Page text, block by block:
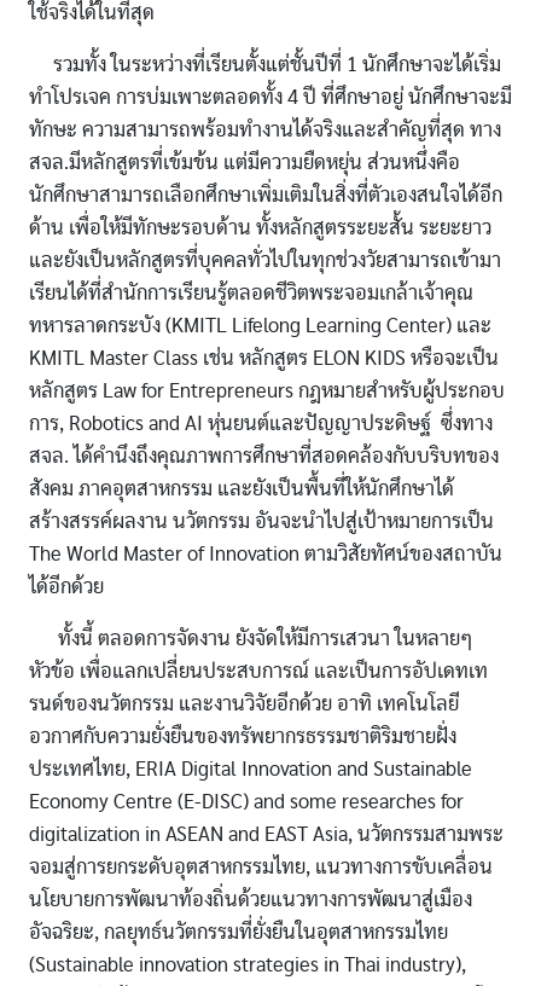
ใช้จริงได้ในที่สุด
รวมทั้ง ในระหว่างที่เรียนตั้งแต่ชั้นปีที่ 1 นักศึกษาจะได้เริ่ม
ทําโปรเจค การบ่มเพาะตลอดทั้ง 4 ปี ที่ศึกษาอยู่ นักศึกษาจะมี
ทักษะ ความสามารถพร้อมทํางานได้จริงและสําคัญที่สุด ทาง
สจล.มีหลักสูตรที่เข้มข้น แต่มีความยืดหยุ่น ส่วนหนึ่งคือ
นักศึกษาสามารถเลือกศึกษาเพิ่มเติมในสิ่งที่ตัวเองสนใจได้อีก
ด้าน เพื่อให้มีทักษะรอบด้าน ทั้งหลักสูตรระยะสั้น ระยะยาว
และยังเป็นหลักสูตรที่บุคคลทั่วไปในทุกช่วงวัยสามารถเข้ามา
เรียนได้ที่สํานักการเรียนรู้ตลอดชีวิตพระจอมเกล้าเจ้าคุณ
ทหารลาดกระบัง (KMITL Lifelong Learning Center) และ
KMITL Master Class เช่น หลักสูตร ELON KIDS หรือจะเป็น
หลักสูตร Law for Entrepreneurs กฎหมายสําหรับผู้ประกอบ
การ, Robotics and AI หุ่นยนต์และปัญญาประดิษฐ์ ซึ่งทาง
สจล. ได้คํานึงถึงคุณภาพการศึกษาที่สอดคล้องกับบริบทของ
สังคม ภาคอุตสาหกรรม และยังเป็นพื้นที่ให้นักศึกษาได้
สร้างสรรค์ผลงาน นวัตกรรม อันจะนำไปสู่เป้าหมายการเป็น
The World Master of Innovation ตามวิสัยทัศน์ของสถาบัน
ได้อีกด้วย
ทั้งนี้ ตลอดการจัดงาน ยังจัดให้มีการเสวนา ในหลายๆ
หัวข้อ เพื่อแลกเปลี่ยนประสบการณ์ และเป็นการอัปเดทเท
รนด์ของนวัตกรรม และงานวิจัยอีกด้วย อาทิ เทคโนโลยี
อวกาศกับความยั่งยืนของทรัพยากรธรรมชาติริมชายฝั่ง
ประเทศไทย, ERIA Digital Innovation and Sustainable
Economy Centre (E-DISC) and some researches for
digitalization in ASEAN and EAST Asia, นวัตกรรมสามพระ
จอมสู่การยกระดับอุตสาหกรรมไทย, แนวทางการขับเคลื่อน
นโยบายการพัฒนาท้องถิ่นด้วยแนวทางการพัฒนาสู่เมือง
อัจฉริยะ, กลยุทธ์นวัตกรรมที่ยั่งยืนในอุตสาหกรรมไทย
(Sustainable innovation strategies in Thai industry),